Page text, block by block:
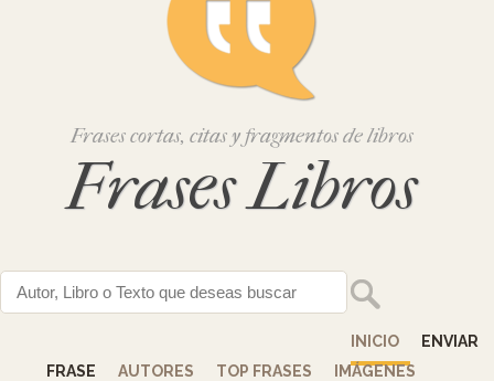
Frases cortas, citas y fragmentos de libros
Frases Libros
INICIO
ENVIAR
FRASE
AUTORES TOP FRASES IMÁGENES